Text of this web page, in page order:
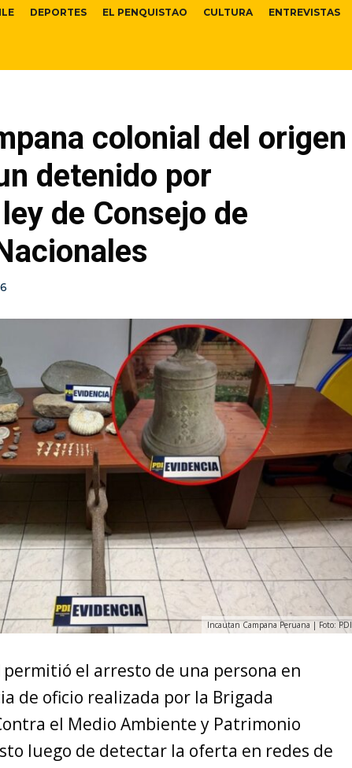
DEPORTES EL PENQUISTAO CULTURA ENTREVISTAS
colonial del origen
detenido por
de Consejo de
Incautan Campana Peruana | Foto: PDI
el arresto de una persona en
de oficio realizada por la Brigada
el Medio Ambiente y Patrimonio
luego de detectar la oferta en redes de